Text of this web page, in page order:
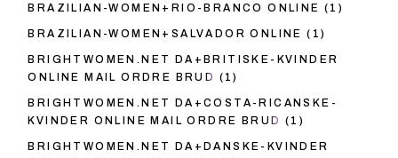
BRAZILIAN-WOMEN+RIO-BRANCO ONLINE (1)
BRAZILIAN-WOMEN+SALVADOR ONLINE (1)
BRIGHTWOMEN.NET DA+BRITISKE-KVINDER
ONLINE MAIL ORDRE BRUD (1)
BRIGHTWOMEN.NET DA+COSTA-RICANSKE-
KVINDER ONLINE MAIL ORDRE BRUD (1)
BRIGHTWOMEN.NET DA+DANSKE-KVINDER